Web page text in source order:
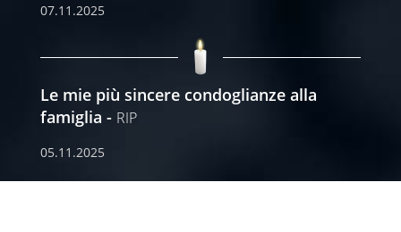
07.11.2025
Le mie più sincere condoglianze alla
famiglia
RIP
05.11.2025